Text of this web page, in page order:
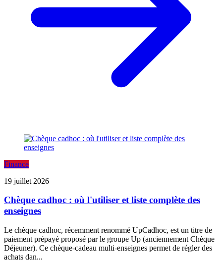
Finance
19 juillet 2026
Chèque cadhoc : où l'utiliser et liste complète des
enseignes
Le chèque cadhoc, récemment renommé UpCadhoc, est un titre de
paiement prépayé proposé par le groupe Up (anciennement Chèque
Déjeuner). Ce chèque-cadeau multi-enseignes permet de régler des
achats dan...